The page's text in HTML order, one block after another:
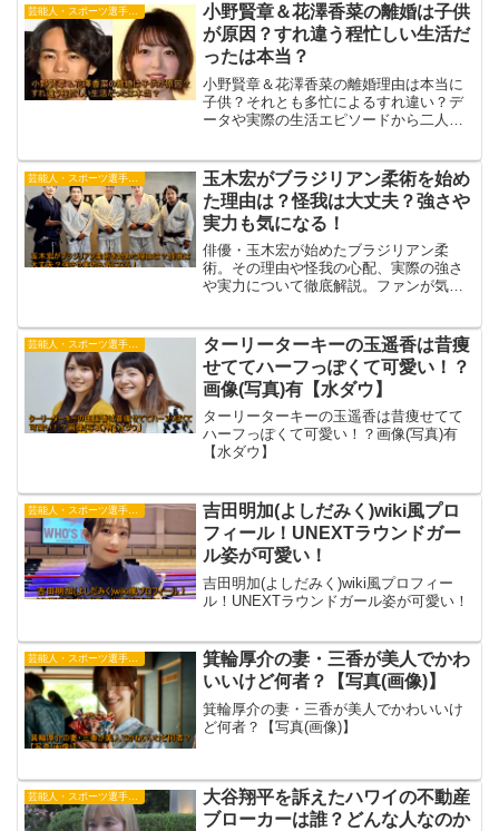
芸能人・スポーツ選手・有名人
小野賢章＆花澤香菜の離婚は子供
が原因？すれ違う程忙しい生活だ
ったは本当？
小野賢章＆花澤香菜の離婚理由は本当に
子供？それとも多忙によるすれ違い？デ
ータや実際の生活エピソードから二人の
玉木宏がブラジリアン柔術を始め
た理由は？怪我は大丈夫？強さや
実力も気になる！
俳優・玉木宏が始めたブラジリアン柔
術。その理由や怪我の心配、実際の強さ
や実力について徹底解説。ファンが気に
ターリーターキーの玉遥香は昔痩
せててハーフっぽくて可愛い！？
画像(写真)有【水ダウ】
ターリーターキーの玉遥香は昔痩せてて
ハーフっぽくて可愛い！？画像(写真)有
【水ダウ】
芸能人・スポーツ選手・有名人
吉田明加(よしだみく)wiki風プロ
フィール！UNEXTラウンドガー
ル姿が可愛い！
吉田明加(よしだみく)wiki風プロフィー
ル！UNEXTラウンドガール姿が可愛い！
芸能人・スポーツ選手・有名人
箕輪厚介の妻・三香が美人でかわ
いいけど何者？【写真(画像)】
箕輪厚介の妻・三香が美人でかわいいけ
ど何者？【写真(画像)】
芸能人・スポーツ選手・有名人
大谷翔平を訴えたハワイの不動産
ブローカーは誰？どんな人なのか